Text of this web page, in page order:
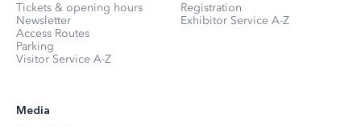
Tickets & opening hours
Newsletter
Access Routes
Parking
Visitor Service A-Z
Registration
Exhibitor Service A-Z
Media